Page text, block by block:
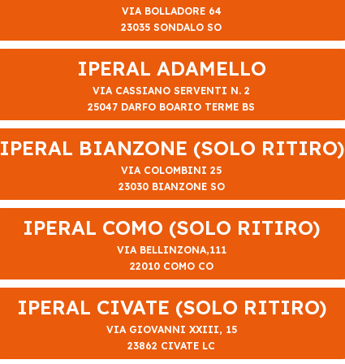
VIA BOLLADORE 64
23035 SONDALO SO
IPERAL ADAMELLO
VIA CASSIANO SERVENTI N. 2
25047 DARFO BOARIO TERME BS
IPERAL BIANZONE (SOLO RITIRO)
VIA COLOMBINI 25
23030 BIANZONE SO
IPERAL COMO (SOLO RITIRO)
VIA BELLINZONA,111
22010 COMO CO
IPERAL CIVATE (SOLO RITIRO)
VIA GIOVANNI XXIII, 15
23862 CIVATE LC